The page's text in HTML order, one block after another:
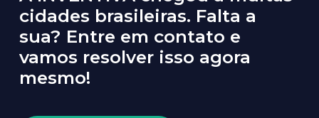
cidades brasileiras. Falta a
sua? Entre em contato e
vamos resolver isso agora
mesmo!